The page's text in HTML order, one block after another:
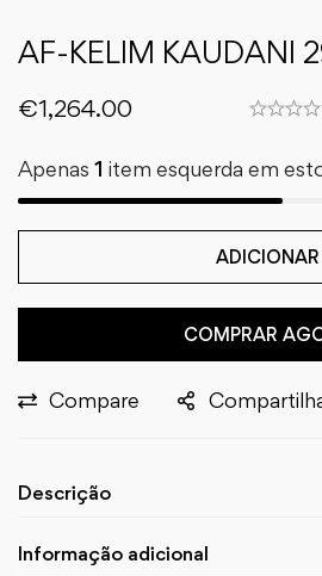
AF-KELIM KAUDANI
€1,264.00
Apenas 1 item esquerda em
ADICIONAR
COMPRAR
Compare
Descrição
Informação adicional